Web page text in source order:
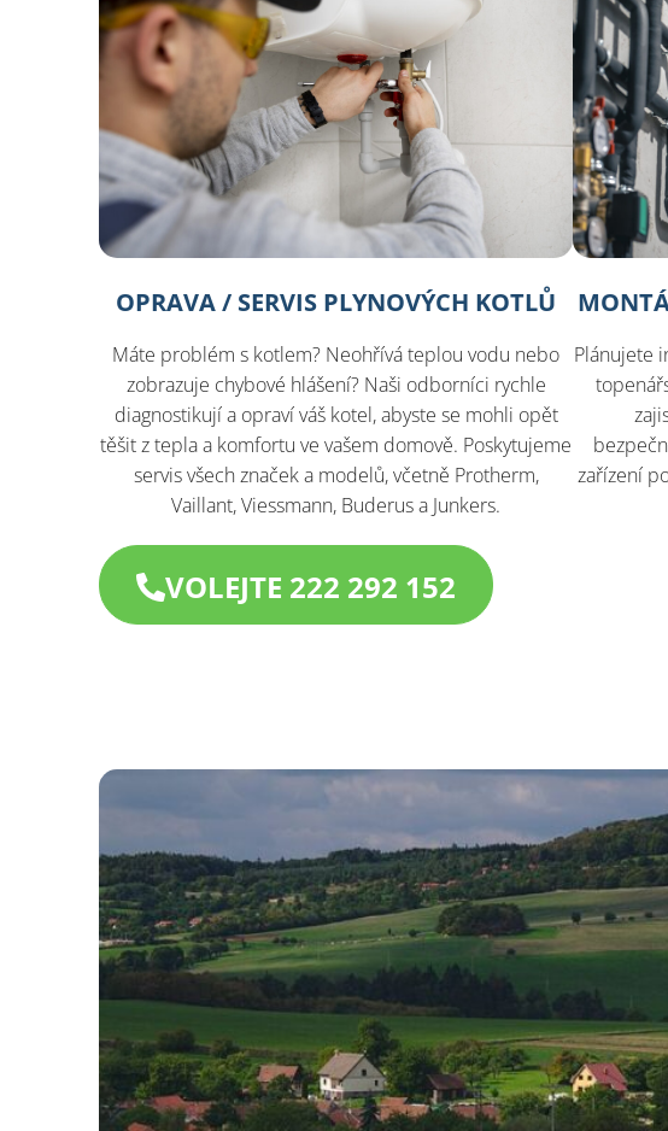
OPRAVA / SERVIS PLYNOVÝCH KOTLŮ
Máte problém s kotlem? Neohřívá teplou vodu nebo
zobrazuje chybové hlášení? Naši odborníci rychle
diagnostikují a opraví váš kotel, abyste se mohli opět
těšit z tepla a komfortu ve vašem domově. Poskytujeme
servis všech značek a modelů, včetně Protherm,
Vaillant, Viessmann, Buderus a Junkers.
Plánujete
zařízení
VOLEJTE 222 292 152